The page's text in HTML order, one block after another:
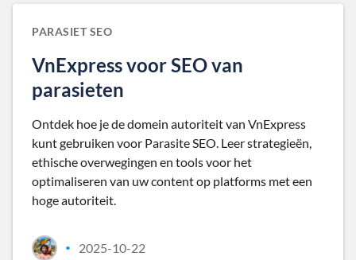
PARASIET SEO
VnExpress voor SEO van
parasieten
Ontdek hoe je de domein autoriteit van VnExpress
kunt gebruiken voor Parasite SEO. Leer strategieën,
ethische overwegingen en tools voor het
optimaliseren van uw content op platforms met een
hoge autoriteit.
• 2025-10-22